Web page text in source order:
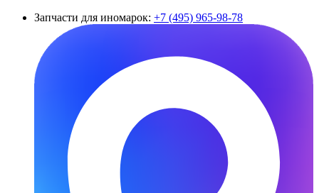
Запчасти для иномарок: +7 (495) 965-98-78